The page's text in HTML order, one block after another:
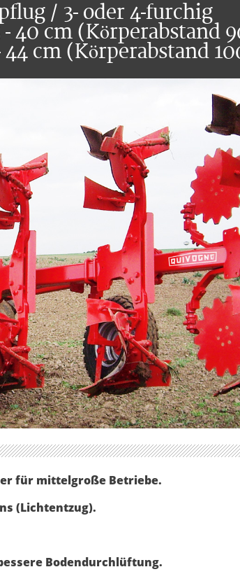
/ 3- oder 4-furchig
40 cm (Körperabstand
cm (Körperabstand
für mittelgroße Betriebe.
(Lichtentzug).
Bodendurchlüftung.